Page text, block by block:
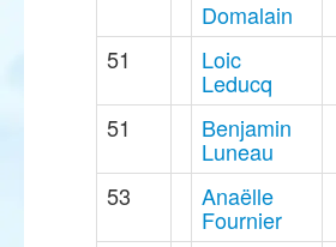
Domalain
51 Loic
Leducq
51 Benjamin
Luneau
53 Anaëlle
Fournier